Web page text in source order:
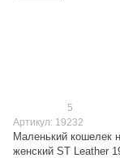
5
Артикул: 19232
Маленький кошелек
женский ST Leather